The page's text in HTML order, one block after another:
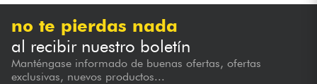
no te pierdas nada
al recibir nuestro boletín
Manténgase informado de buenas ofertas, ofertas
exclusivas, nuevos productos...